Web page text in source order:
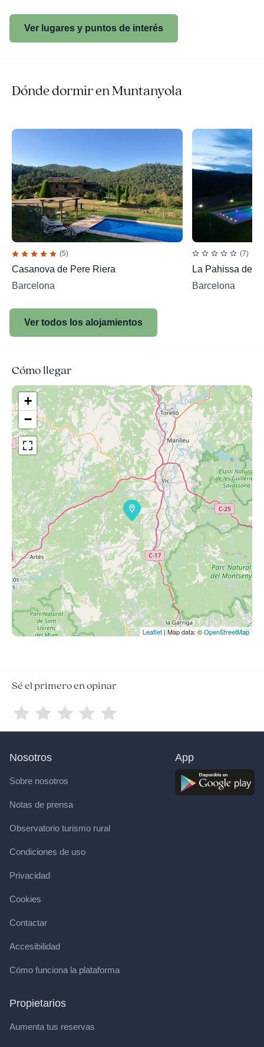
Ver lugares y puntos de interés
Dónde dormir en Muntanyola
(5)
Casanova de Pere Riera
Barcelona
(7)
La Pahissa del
Barcelona
Ver todos los alojamientos
Cómo llegar
+
−
Leaflet | Map data: ©OpenStreetMap
Sé el primero en opinar
Nosotros
Sobre nosotros
Notas de prensa
Observatorio turismo rural
Condiciones de uso
Privacidad
Cookies
Contactar
Accesibilidad
Cómo funciona la plataforma
Propietarios
Aumenta tus reservas
App